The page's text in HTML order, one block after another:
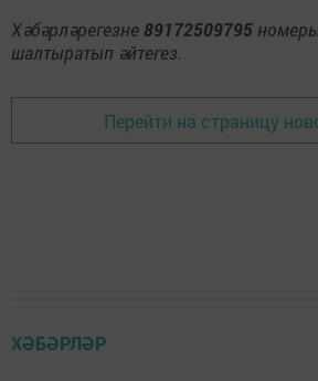
Хәбәрләрегезне 89172509795
шалтыратып әйтегез.
Перейти на страницу
ХӘБӘРЛӘР